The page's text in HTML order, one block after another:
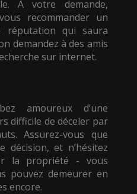
À votre demande,
recommander un
réputation qui saura
demandez à des amis
sur internet.
amoureux d’une
difficile de déceler par
Assurez-vous que
décision, et n’hésitez
la propriété - vous
pouvez demeurer en
encore.